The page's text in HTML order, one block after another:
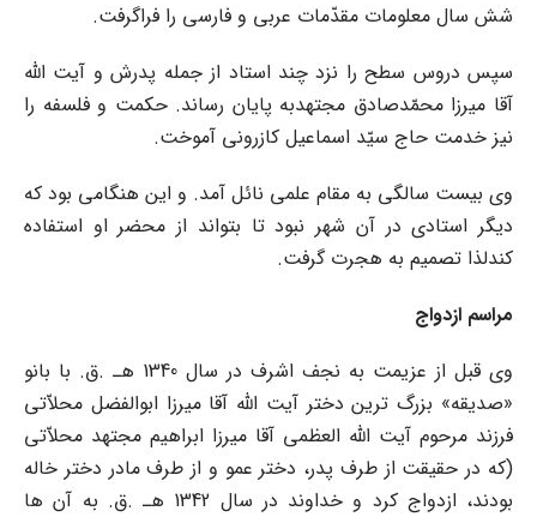
شش سال معلومات مقدّمات عربى و فارسى را فراگرفت.
سپس دروس سطح را نزد چند استاد از جمله پدرش و آیت الله
آقا میرزا محمّدصادق مجتهدبه پایان رساند. حکمت و فلسفه را
نیز خدمت حاج سیّد اسماعیل کازرونى آموخت.
وى بیست سالگى به مقام علمى نائل آمد. و این هنگامى بود که
دیگر استادى در آن شهر نبود تا بتواند از محضر او استفاده
کندلذا تصمیم به هجرت گرفت.
مراسم ازدواج
وى قبل از عزیمت به نجف اشرف در سال 1340 هـ .ق. با بانو
«صدیقه» بزرگ ترین دختر آیت الله آقا میرزا ابوالفضل محلاّتى
فرزند مرحوم آیت الله العظمى آقا میرزا ابراهیم مجتهد محلاّتى
(که در حقیقت از طرف پدر، دختر عمو و از طرف مادر دختر خاله
بودند، ازدواج کرد و خداوند در سال 1342 هـ .ق. به آن ها